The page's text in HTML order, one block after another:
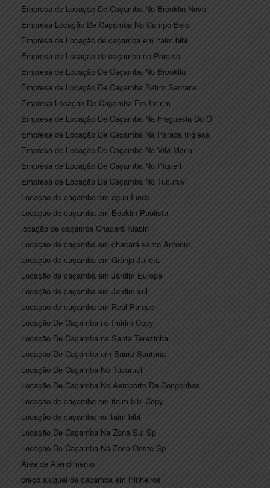
Empresa de Locação De Caçamba No Brooklin Novo
Empresa Locação De Caçamba No Campo Belo
Empresa de Locação de caçamba em itaim bibi
Empresa de Locação de caçamba no Paraiso
Empresa de Locação De Caçamba No Brooklin
Empresa de Locação De Caçamba Bairro Santana
Empresa Locação De Caçamba Em Imirim
Empresa de Locação De Caçamba Na Freguesia Do Ó
Empresa de Locação De Caçamba Na Parada Inglesa
Empresa de Locação De Caçamba Na Vila Maria
Empresa de Locação De Caçamba No Piqueri
Empresa de Locação De Caçamba No Tucuruvi
Locação de caçamba em agua funda
Locação de caçamba em Booklin Paulista
locação de caçamba Chacará Klabin
Locação de caçamba em chacará santo Antonio
Locação de caçamba em Granja Julieta
Locação de caçamba em Jardim Europa
Locação de caçamba em Jardim sul
Locação de caçamba em Real Parque
Locação De Caçamba no Imirim Copy
Locação De Caçamba na Santa Terezinha
Locação De Caçamba em Bairro Santana
Locação De Caçamba No Tucuruvi
Locação De Caçamba No Aeroporto De Congonhas
Locação de caçamba em itaim bibi Copy
Locação de caçamba no itaim bibi
Locação De Caçamba Na Zona Sul Sp
Locação De Caçamba Na Zona Oeste Sp
Área de Atendimento
preço aluguel de caçamba em Pinheiros